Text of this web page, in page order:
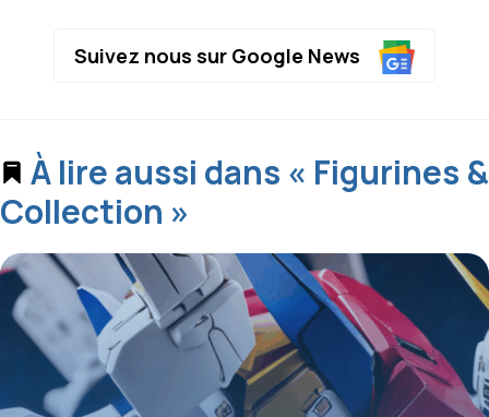
Suivez nous sur Google News
À lire aussi dans « Figurines &
Collection »